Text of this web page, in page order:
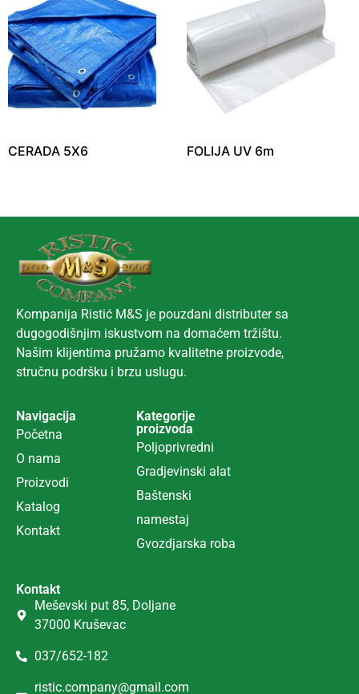
CERADA 5X6 FOLIJA UV 6m
Kompanija Ristić M&S je pouzdani distributer sa
dugogodišnjim iskustvom na domaćem tržištu.
Našim klijentima pružamo kvalitetne proizvode,
stručnu podršku i brzu uslugu.
Navigacija
Početna
O nama
Proizvodi
Katalog
Kontakt
Kategorije
proizvoda
Poljoprivredni
Gradjevinski alat
Baštenski
namestaj
Gvozdjarska roba
Kontakt
Meševski put 85, Doljane
37000 Kruševac
037/652-182
ristic.company@gmail.com